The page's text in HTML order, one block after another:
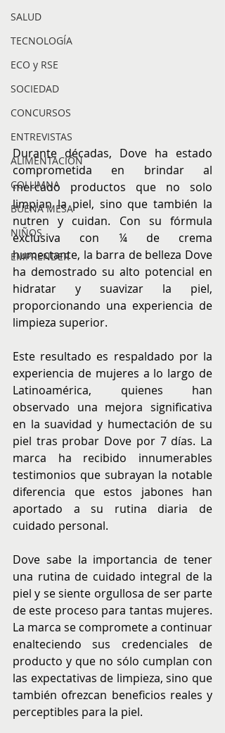
SALUD
TECNOLOGÍA
ECO y RSE
SOCIEDAD
CONCURSOS
ENTREVISTAS
ALIMENTACIÓN
COLUMNA
BUENA MESA
NIÑOS
EMPRENDER
Durante décadas, Dove ha estado
comprometida en brindar al
mercado productos que no solo
limpian la piel, sino que también la
nutren y cuidan. Con su fórmula
exclusiva con ¼ de crema
humectante, la barra de belleza Dove
ha demostrado su alto potencial en
hidratar y suavizar la piel,
proporcionando una experiencia de
limpieza superior.
Este resultado es respaldado por la
experiencia de mujeres a lo largo de
Latinoamérica, quienes han
observado una mejora significativa
en la suavidad y humectación de su
piel tras probar Dove por 7 días. La
marca ha recibido innumerables
testimonios que subrayan la notable
diferencia que estos jabones han
aportado a su rutina diaria de
cuidado personal.
Dove sabe la importancia de tener
una rutina de cuidado integral de la
piel y se siente orgullosa de ser parte
de este proceso para tantas mujeres.
La marca se compromete a continuar
enalteciendo sus credenciales de
producto y que no sólo cumplan con
las expectativas de limpieza, sino que
también ofrezcan beneficios reales y
perceptibles para la piel.